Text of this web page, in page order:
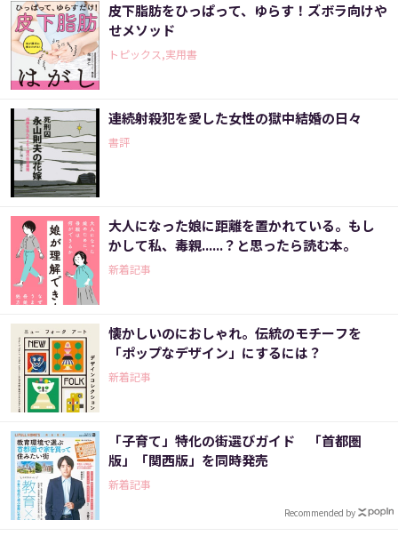
皮下脂肪をひっぱって、ゆらす！ズボラ向けや
せメソッド
トピックス,実用書
連続射殺犯を愛した女性の獄中結婚の日々
書評
大人になった娘に距離を置かれている。もし
かして私、毒親......？と思ったら読む本。
新着記事
懐かしいのにおしゃれ。伝統のモチーフを
「ポップなデザイン」にするには？
新着記事
「子育て」特化の街選びガイド 「首都圏
版」「関西版」を同時発売
新着記事
Recommended by